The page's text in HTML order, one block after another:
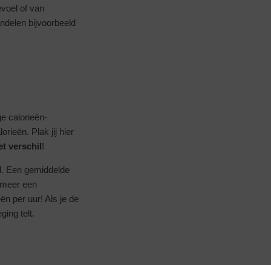
of van
bijvoorbeeld
calorieën-
Plak jij hier
verschil!
Een gemiddelde
een
per uur! Als je de
telt.